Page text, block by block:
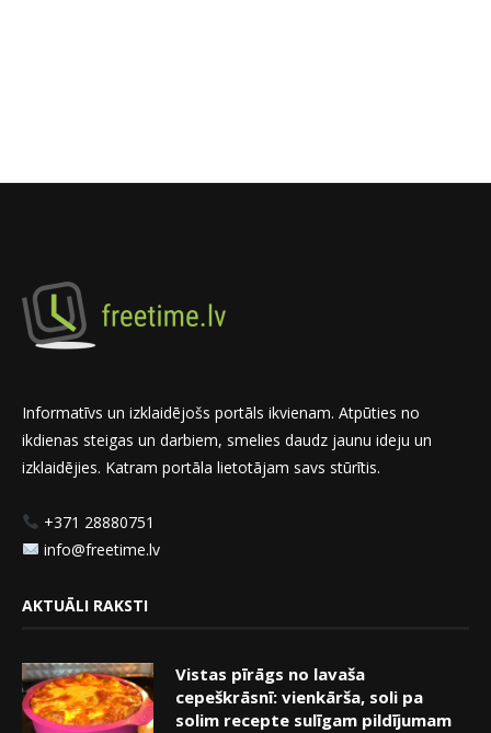
Informatīvs un izklaidējošs portāls ikvienam. Atpūties no
ikdienas steigas un darbiem, smelies daudz jaunu ideju un
izklaidējies. Katram portāla lietotājam savs stūrītis.
+371 28880751
info@freetime.lv
AKTUĀLI RAKSTI
Vistas pīrāgs no lavaša
cepeškrāsnī: vienkārša, soli pa
solim recepte sulīgam pildījumam